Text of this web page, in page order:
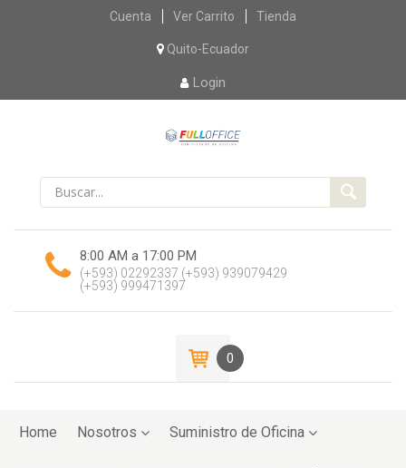
Skip
content
Cuenta Ver Carrito Tienda
Quito-Ecuador
Login
8:00 AM a 17:00 PM
(+593) 02292337 (+593) 939079429
(+593) 999471397
0
toHome Nosotros Suministro de Oficina